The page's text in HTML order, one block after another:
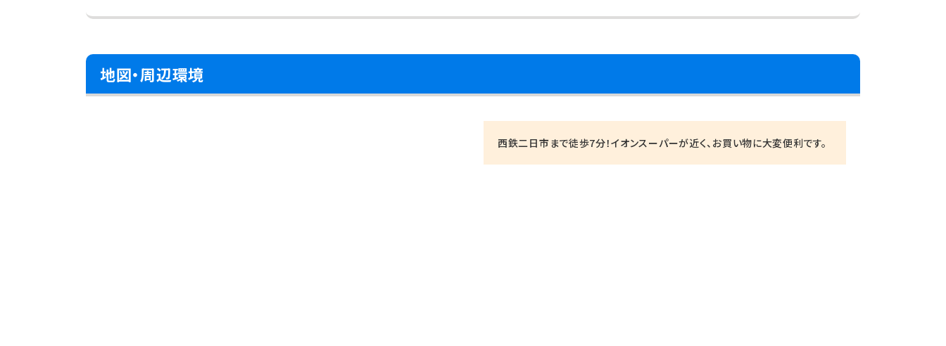
地図・周辺環境
西鉄二日市まで徒歩7分！イオンスーパーが近く、お買い物に大変便利です。